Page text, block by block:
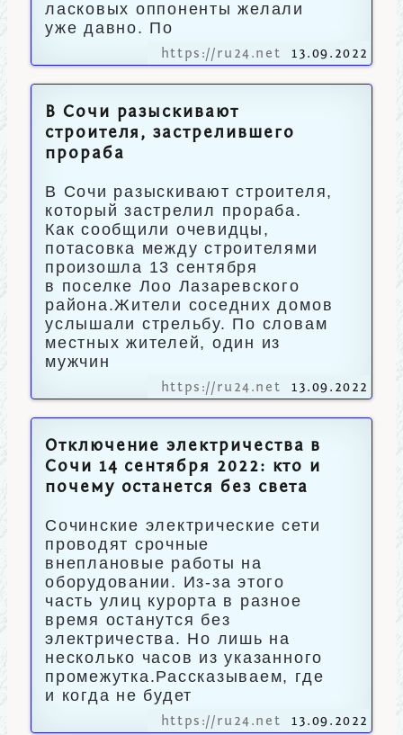
ласковых оппоненты желали
уже давно. По
https://ru24.net 13.09.2022
В Сочи разыскивают
строителя, застрелившего
прораба
В Сочи разыскивают строителя,
который застрелил прораба.
Как сообщили очевидцы,
потасовка между строителями
произошла 13 сентября
в поселке Лоо Лазаревского
района.Жители соседних домов
услышали стрельбу. По словам
местных жителей, один из
мужчин
https://ru24.net 13.09.2022
Отключение электричества в
Сочи 14 сентября 2022: кто и
почему останется без света
Сочинские электрические сети
проводят срочные
внеплановые работы на
оборудовании. Из-за этого
часть улиц курорта в разное
время останутся без
электричества. Но лишь на
несколько часов из указанного
промежутка.Рассказываем, где
и когда не будет
https://ru24.net 13.09.2022